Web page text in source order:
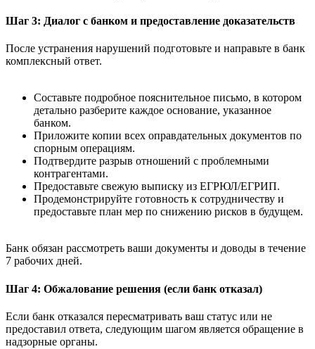
Шаг 3: Диалог с банком и предоставление доказательств
После устранения нарушений подготовьте и направьте в банк
комплексный ответ.
Составьте подробное пояснительное письмо, в котором
детально разберите каждое основание, указанное
банком.
Приложите копии всех оправдательных документов по
спорным операциям.
Подтвердите разрыв отношений с проблемными
контрагентами.
Предоставьте свежую выписку из ЕГРЮЛ/ЕГРИП.
Продемонстрируйте готовность к сотрудничеству и
предоставьте план мер по снижению рисков в будущем.
Банк обязан рассмотреть ваши документы и доводы в течение
7 рабочих дней.
Шаг 4: Обжалование решения (если банк отказал)
Если банк отказался пересматривать ваш статус или не
предоставил ответа, следующим шагом является обращение в
надзорные органы.